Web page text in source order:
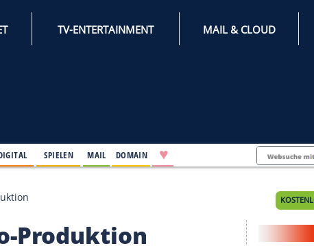
INTERNET TV-ENTERTAINMENT
Produktion